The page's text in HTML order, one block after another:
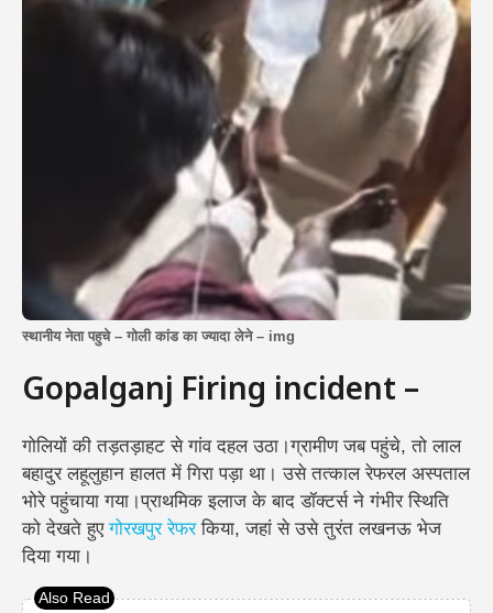
स्थानीय नेता पहुचे – गोली कांड का ज्यादा लेने – img
Gopalganj Firing incident –
गोलियों की तड़तड़ाहट से गांव दहल उठा।ग्रामीण जब पहुंचे, तो लाल
बहादुर लहूलुहान हालत में गिरा पड़ा था। उसे तत्काल रेफरल अस्पताल
भोरे पहुंचाया गया।प्राथमिक इलाज के बाद डॉक्टर्स ने गंभीर स्थिति
को देखते हुएगोरखपुर रेफरकिया, जहां से उसे तुरंत लखनऊ भेज
दिया गया।